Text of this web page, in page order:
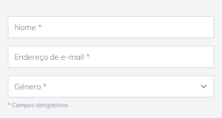
* Campos obrigatórios